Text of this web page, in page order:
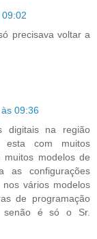
precisava voltar a
09:36
digitais na região
esta com muitos
modelos de
as configurações
vários modelos
de programação
senão é só o Sr.